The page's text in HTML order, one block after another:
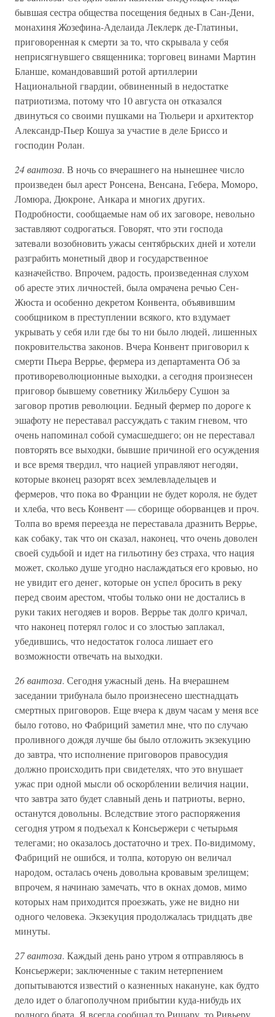
бывшая сестра общества посещения бедных в Сан-Дени,
монахиня Жозефина-Аделаида Леклерк де-Глатиньи,
приговоренная к смерти за то, что скрывала у себя
неприсягнувшего священника; торговец винами Мартин
Бланше, командовавший ротой артиллерии
Национальной гвардии, обвиненный в недостатке
патриотизма, потому что 10 августа он отказался
двинуться со своими пушками на Тюльери и архитектор
Александр-Пьер Кошуа за участие в деле Бриссо и
господин Ролан.
24 вантоза. В ночь со вчерашнего на нынешнее число
произведен был арест Ронсена, Венсана, Гебера, Моморо,
Ломюра, Дюкроне, Анкара и многих других.
Подробности, сообщаемые нам об их заговоре, невольно
заставляют содрогаться. Говорят, что эти господа
затевали возобновить ужасы сентябрьских дней и хотели
разграбить монетный двор и государственное
казначейство. Впрочем, радость, произведенная слухом
об аресте этих личностей, была омрачена речью Сен-
Жюста и особенно декретом Конвента, объявившим
сообщником в преступлении всякого, кто вздумает
укрывать у себя или где бы то ни было людей, лишенных
покровительства законов. Вчера Конвент приговорил к
смерти Пьера Веррье, фермера из департамента Об за
противореволюционные выходки, а сегодня произнесен
приговор бывшему советнику Жильберу Сушон за
заговор против революции. Бедный фермер по дороге к
эшафоту не переставал рассуждать с таким гневом, что
очень напоминал собой сумасшедшего; он не переставал
повторять все выходки, бывшие причиной его осуждения
и все время твердил, что нацией управляют негодяи,
которые вконец разорят всех землевладельцев и
фермеров, что пока во Франции не будет короля, не будет
и хлеба, что весь Конвент — сборище оборванцев и проч.
Толпа во время переезда не переставала дразнить Веррье,
как собаку, так что он сказал, наконец, что очень доволен
своей судьбой и идет на гильотину без страха, что нация
может, сколько душе угодно наслаждаться его кровью, но
не увидит его денег, которые он успел бросить в реку
перед своим арестом, чтобы только они не достались в
руки таких негодяев и воров. Веррье так долго кричал,
что наконец потерял голос и со злостью заплакал,
убедившись, что недостаток голоса лишает его
возможности отвечать на выходки.
26 вантоза. Сегодня ужасный день. На вчерашнем
заседании трибунала было произнесено шестнадцать
смертных приговоров. Еще вчера к двум часам у меня все
было готово, но Фабриций заметил мне, что по случаю
проливного дождя лучше бы было отложить экзекуцию
до завтра, что исполнение приговоров правосудия
должно происходить при свидетелях, что это внушает
ужас при одной мысли об оскорблении величия нации,
что завтра зато будет славный день и патриоты, верно,
останутся довольны. Вследствие этого распоряжения
сегодня утром я подъехал к Консьержери с четырьмя
телегами; но оказалось достаточно и трех. По-видимому,
Фабриций не ошибся, и толпа, которую он величал
народом, осталась очень довольна кровавым зрелищем;
впрочем, я начинаю замечать, что в окнах домов, мимо
которых нам приходится проезжать, уже не видно ни
одного человека. Экзекуция продолжалась тридцать две
минуты.
27 вантоза. Каждый день рано утром я отправляюсь в
Консьержери; заключенные с таким нетерпением
допытываются известий о казненных накануне, как будто
дело идет о благополучном прибытии куда-нибудь их
родного брата. Я всегда сообщал то Ришару, то Ривьеру